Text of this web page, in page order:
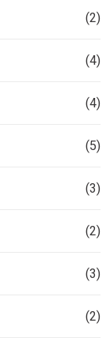
(2)
(4)
(4)
(5)
(3)
(2)
(3)
(2)